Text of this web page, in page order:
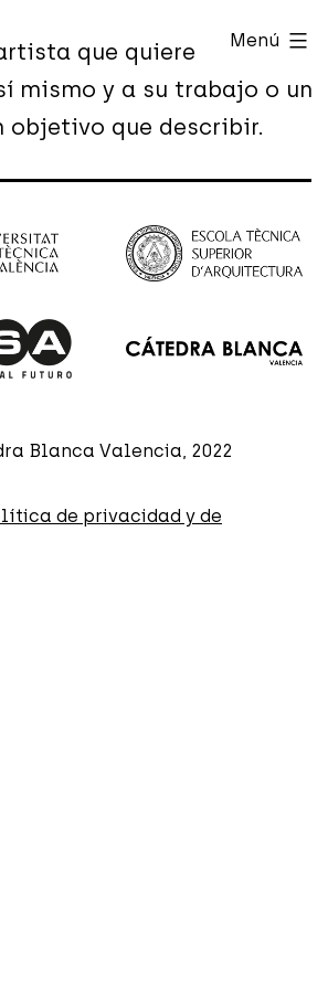
Menú
que quiere
mismo y a su trabajo o un
objetivo que describir.
Blanca Valencia, 2022
de privacidad y de